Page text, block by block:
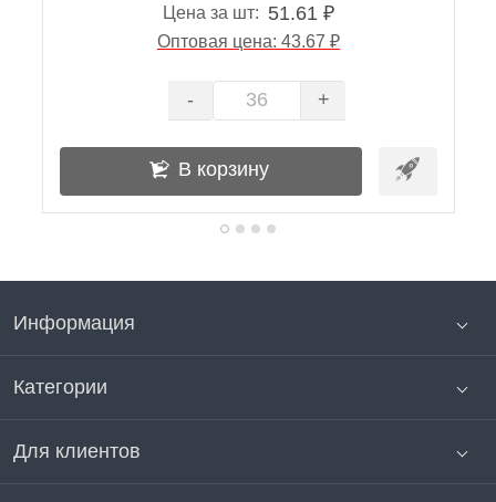
Цена за шт: 51.61 ₽
Оптовая цена: 43.67 ₽
- +
В корзину
Информация
Категории
Для клиентов